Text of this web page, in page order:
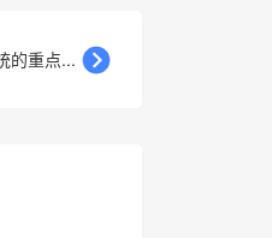
的重点...